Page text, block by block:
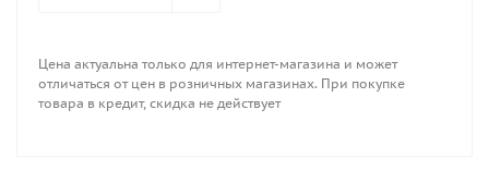
Цена актуальна только для интернет-магазина и может
отличаться от цен в розничных магазинах. При покупке
товара в кредит, скидка не действует